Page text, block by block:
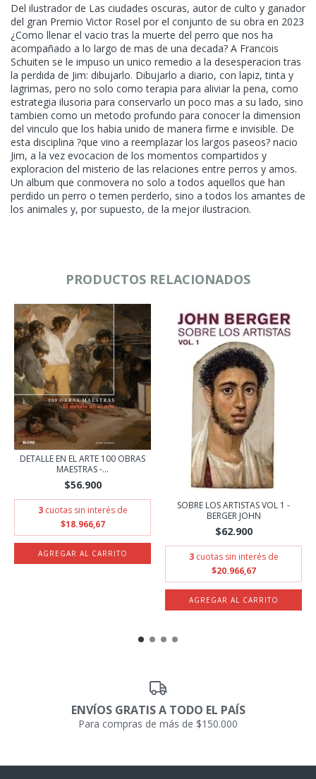
Del ilustrador de Las ciudades oscuras, autor de culto y ganador
del gran Premio Victor Rosel por el conjunto de su obra en 2023
¿Como llenar el vacio tras la muerte del perro que nos ha
acompañado a lo largo de mas de una decada? A Francois
Schuiten se le impuso un unico remedio a la desesperacion tras
la perdida de Jim: dibujarlo. Dibujarlo a diario, con lapiz, tinta y
lagrimas, pero no solo como terapia para aliviar la pena, como
estrategia ilusoria para conservarlo un poco mas a su lado, sino
tambien como un metodo profundo para conocer la dimension
del vinculo que los habia unido de manera firme e invisible. De
esta disciplina ?que vino a reemplazar los largos paseos? nacio
Jim, a la vez evocacion de los momentos compartidos y
exploracion del misterio de las relaciones entre perros y amos.
Un album que conmovera no solo a todos aquellos que han
perdido un perro o temen perderlo, sino a todos los amantes de
los animales y, por supuesto, de la mejor ilustracion.
PRODUCTOS RELACIONADOS
DETALLE EN EL ARTE 100 OBRAS
MAESTRAS -...
$56.900
3 cuotas sin interés de
$18.966,67
SOBRE LOS ARTISTAS VOL 1 -
BERGER JOHN
$62.900
3 cuotas sin interés de
$20.966,67
ENVÍOS GRATIS A TODO EL PAÍS
Para compras de más de $150.000